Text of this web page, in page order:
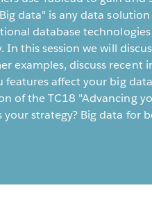
data" is any data
database
In this session we will
examples, discuss recent
features affect your big
of the TC18 "Advancing
your strategy? Big data for